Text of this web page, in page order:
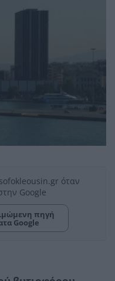
όταν
Google
πηγή
Google